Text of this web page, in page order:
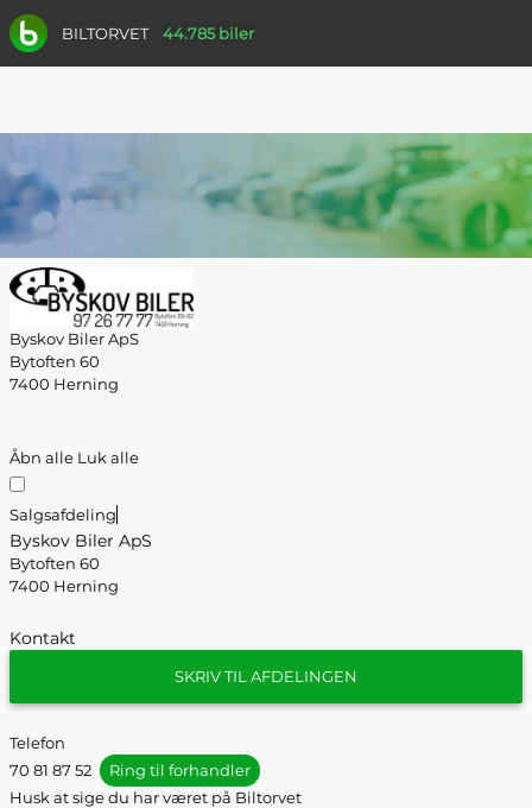
BILTORVET 44.785 biler
Byskov Biler ApS
Bytoften 60
7400 Herning
Åbn alle Luk alle
Salgsafdeling
Byskov Biler ApS
Bytoften 60
7400 Herning
Kontakt
SKRIV TIL AFDELINGEN
Telefon
70 81 87 52
Ring til forhandler
Husk at sige du har været på Biltorvet